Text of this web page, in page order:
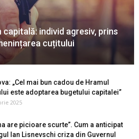
individ agresiv, prins
cuțitului
„Cel mai bun cadou de Hramul
este adoptarea bugetului capitalei”
2025
are picioare scurte”. Cum a anticipat
Ian Lisnevschi criza din Guvernul